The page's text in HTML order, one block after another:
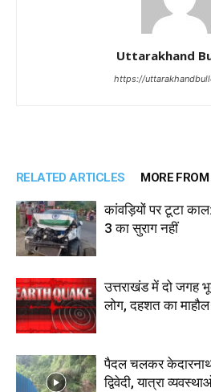
Uttarakhand
https://
RELATED ARTICLES MORE
कांवड़ियों पर टूटा
3 का सुराग नहीं
उत्तराखंड में दो जगह
लोग, दहशत का माहौल
पैदल चलकर
द्विवेदी, यात्रा